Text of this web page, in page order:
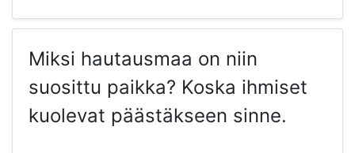
Miksi hautausmaa on niin
suosittu paikka? Koska ihmiset
kuolevat päästäkseen sinne.